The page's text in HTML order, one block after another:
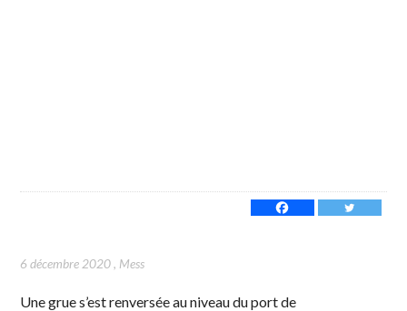
6 décembre 2020, Mess
Une grue s’est renversée au niveau du port de